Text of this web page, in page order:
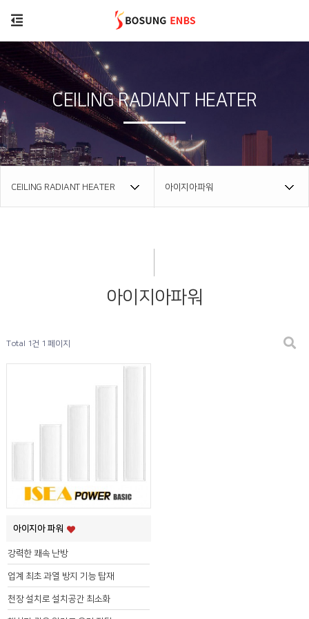
CEILING RADIANT HEATER 아이지아파워
CEILING RADIANT HEATER
아이지아파워
Total 1건 1 페이지
아이지아 파워
강력한 쾌속 난방
업계 최초 과열 방지 기능 탑재
천장 설치로 설치공간 최소화